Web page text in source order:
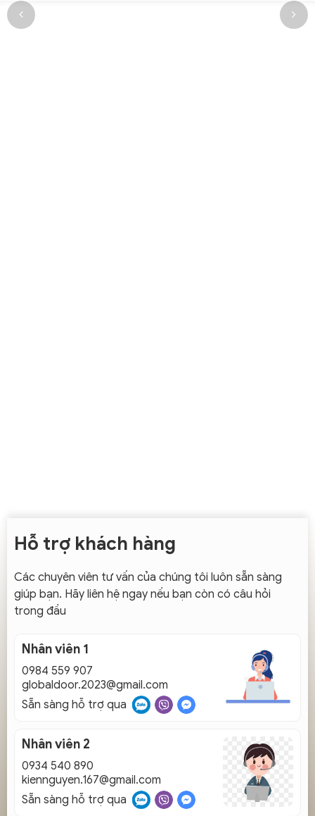
Hỗ trợ khách hàng
Các chuyên viên tư vấn của chúng tôi luôn sẵn sàng
giúp bạn. Hãy liên hệ ngay nếu bạn còn có câu hỏi
trong đầu
Nhân viên 1
0984 559 907
globaldoor.2023@gmail.com
Sẵn sàng hỗ trợ qua
Nhân viên 2
0934 540 890
kiennguyen.167@gmail.com
Sẵn sàng hỗ trợ qua